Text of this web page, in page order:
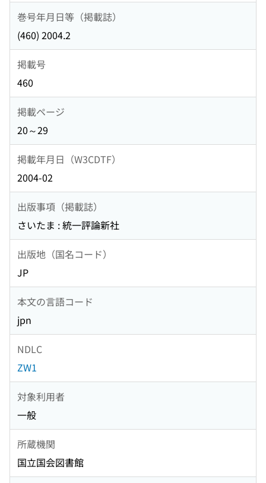
巻号年月日等（掲載誌）
(460) 2004.2
掲載号
460
掲載ページ
20～29
掲載年月日（W3CDTF）
2004-02
出版事項（掲載誌）
さいたま : 統一評論新社
出版地（国名コード）
JP
本文の言語コード
jpn
NDLC
ZW1
対象利用者
一般
所蔵機関
国立国会図書館